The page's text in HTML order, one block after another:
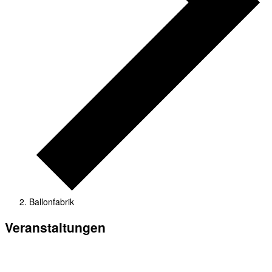
Ballonfabrik
Veranstaltungen